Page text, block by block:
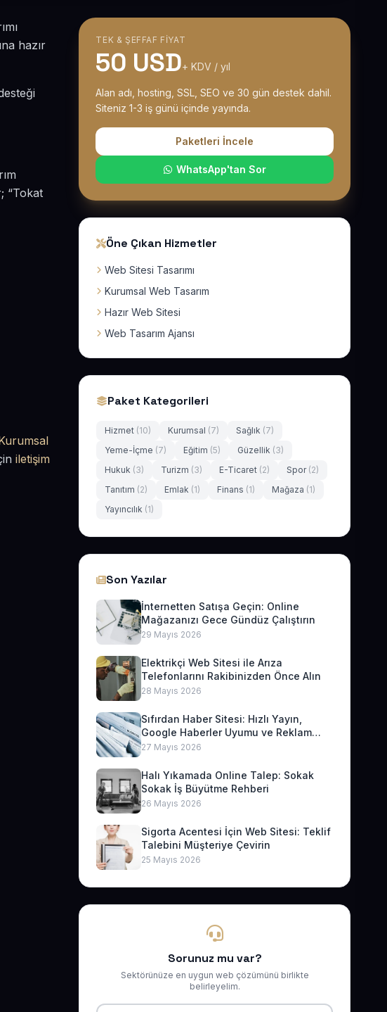
hazır
“Tokat
iletişim
TEK & ŞEFFAF FIYAT
50 USD+ KDV / yıl
Alan adı, hosting, SSL, SEO ve 30 gün destek dahil.
Siteniz 1-3 iş günü içinde yayında.
Paketleri İncele
WhatsApp'tan Sor
Öne Çıkan Hizmetler
Web Sitesi Tasarımı
Kurumsal Web Tasarım
Hazır Web Sitesi
Web Tasarım Ajansı
Paket Kategorileri
Hizmet (10) Kurumsal (7) Sağlık (7)
Yeme-İçme (7) Eğitim (5) Güzellik (3)
Hukuk (3) Turizm (3) E-Ticaret (2) Spor (2)
Tanıtım (2) Emlak (1) Finans (1) Mağaza (1)
Yayıncılık (1)
Son Yazılar
İnternetten Satışa Geçin: Online
Mağazanızı Gece Gündüz Çalıştırın
29 Mayıs 2026
Elektrikçi Web Sitesi ile Arıza
Telefonlarını Rakibinizden Önce Alın
28 Mayıs 2026
Sıfırdan Haber Sitesi: Hızlı Yayın,
Google Haberler Uyumu ve Reklam
Geliri
27 Mayıs 2026
Halı Yıkamada Online Talep: Sokak
Sokak İş Büyütme Rehberi
26 Mayıs 2026
Sigorta Acentesi İçin Web Sitesi: Teklif
Talebini Müşteriye Çevirin
25 Mayıs 2026
Sorunuz mu var?
Sektörünüze en uygun web çözümünü birlikte
belirleyelim.